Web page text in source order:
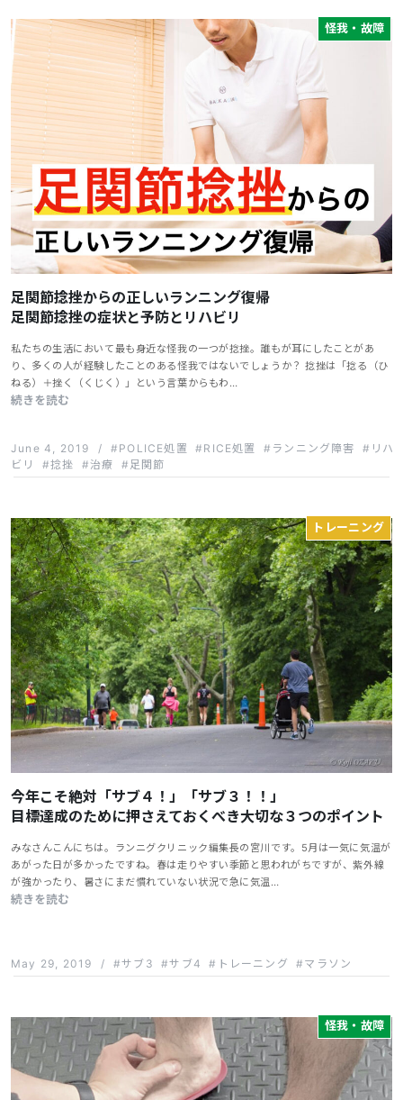
足関節捻挫からの正しいランニング復帰
足関節捻挫の症状と予防とリハビリ
怪我・故障
私たちの生活において最も身近な怪我の一つが捻挫。誰もが耳にしたことがあ
り、多くの人が経験したことのある怪我ではないでしょうか？ 捻挫は「捻る（ひ
ねる）＋挫く（くじく）」という言葉からもわ…
続きを読む
June 4, 2019 / POLICE処置 RICE処置 ランニング障害
リハ
ビリ
捻挫 治療 足関節
今年こそ絶対「サブ４！」「サブ３！！」
目標達成のために押さえておくべき大切な３つのポイント
トレーニング
みなさんこんにちは。ランニグクリニック編集長の宮川です。5月は一気に気温が
あがった日が多かったですね。春は走りやすい季節と思われがちですが、紫外線
が強かったり、暑さにまだ慣れていない状況で急に気温…
続きを読む
May 29, 2019 / サブ3 サブ4 トレーニング マラソン
怪我・故障